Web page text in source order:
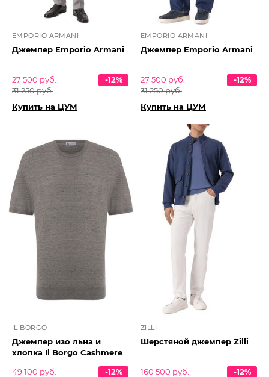
EMPORIO ARMANI
Джемпер Emporio Armani
27 500 руб.
31 250 руб.
-12%
Купить на ЦУМ
EMPORIO ARMANI
Джемпер Emporio Armani
27 500 руб.
31 250 руб.
-12%
Купить на ЦУМ
IL BORGO
Джемпер изо льна и
хлопка Il Borgo Cashmere
49 100 руб.
-12%
ZILLI
Шерстяной джемпер Zilli
160 500 руб.
-12%